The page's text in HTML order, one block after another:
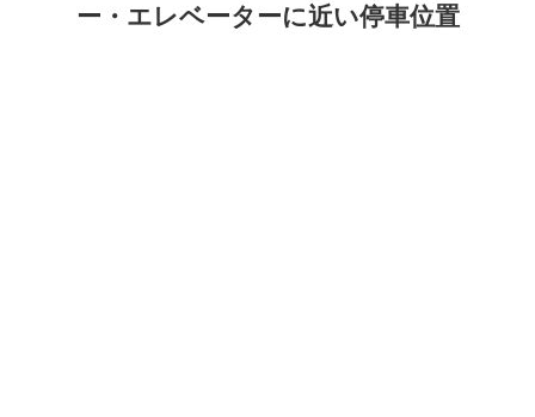
ー・エレベーターに近い停車位置